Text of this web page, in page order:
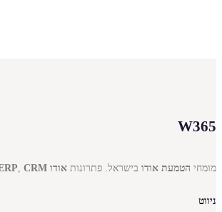
W365
מומחי הטמעת אודו בישראל. פתרונות אודו ERP , CRM מותאם אישית
ניווט